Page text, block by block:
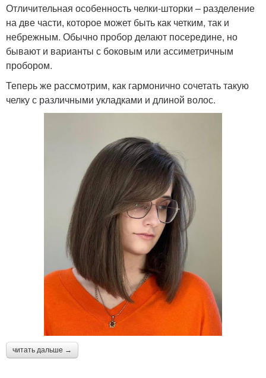
Отличительная особенность челки-шторки – разделение
на две части, которое может быть как четким, так и
небрежным. Обычно пробор делают посередине, но
бывают и варианты с боковым или ассиметричным
пробором.
Теперь же рассмотрим, как гармонично сочетать такую
челку с различными укладками и длиной волос.
читать дальше →